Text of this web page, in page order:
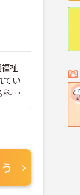
祉
い
目
る